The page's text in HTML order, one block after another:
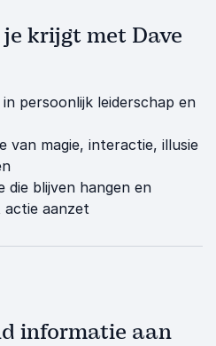
krijgt met Dave
persoonlijk leiderschap en
van magie, interactie, illusie
die blijven hangen en
actie aanzet
informatie aan